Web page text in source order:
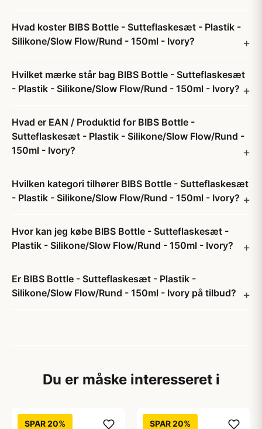
Hvad koster BIBS Bottle - Sutteflaskesæt - Plastik -
Silikone/Slow Flow/Rund - 150ml - Ivory?
Hvilket mærke står bag BIBS Bottle - Sutteflaskesæt
- Plastik - Silikone/Slow Flow/Rund - 150ml - Ivory?
Hvad er EAN / Produktid for BIBS Bottle -
Sutteflaskesæt - Plastik - Silikone/Slow Flow/Rund -
150ml - Ivory?
Hvilken kategori tilhører BIBS Bottle - Sutteflaskesæt
- Plastik - Silikone/Slow Flow/Rund - 150ml - Ivory?
Hvor kan jeg købe BIBS Bottle - Sutteflaskesæt -
Plastik - Silikone/Slow Flow/Rund - 150ml - Ivory?
Er BIBS Bottle - Sutteflaskesæt - Plastik -
Silikone/Slow Flow/Rund - 150ml - Ivory på tilbud?
Du er måske interesseret i
SPAR 20% SPAR 20%